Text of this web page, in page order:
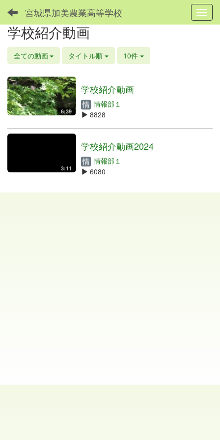
宮城県加美農業高等学校
学校紹介動画
全ての動画 タイトル順 10件
6:39
学校紹介動画
情報部１
8828
3:11
学校紹介動画2024
情報部１
6080